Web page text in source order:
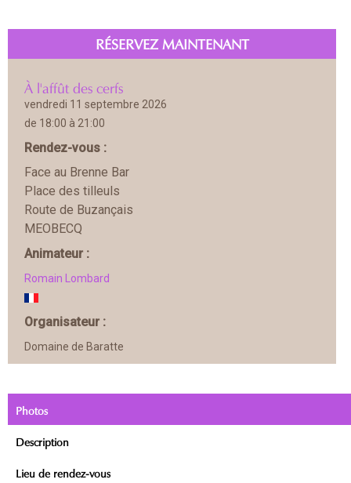
RÉSERVEZ MAINTENANT
À l'affût des cerfs
vendredi 11 septembre 2026
de 18:00 à 21:00
Rendez-vous :
Face au Brenne Bar
Place des tilleuls
Route de Buzançais
MEOBECQ
Animateur :
Romain Lombard
Organisateur :
Domaine de Baratte
Photos
Description
Lieu de rendez-vous